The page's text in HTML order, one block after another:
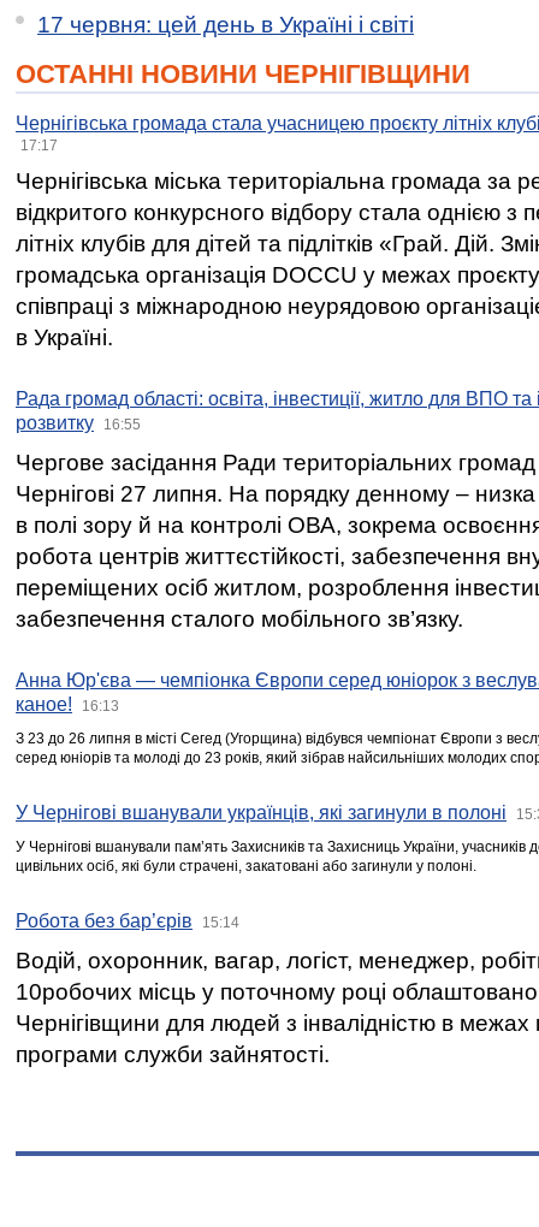
17 червня: цей день в Україні і світі
ОСТАННІ НОВИНИ ЧЕРНІГІВЩИНИ
Чернігівська громада стала учасницею проєкту літніх
17:17
Чернігівська міська територіальна громада за
відкритого конкурсного відбору стала однією
літніх клубів для дітей та підлітків «Грай. Дій.
громадська організація DOCCU у межах
співпраці з міжнародною неурядовою
в Україні.
Рада громад області: освіта, інвестиції, житло для ВПО
розвитку
16:55
Чергове засідання Ради територіальних громад
Чернігові 27 липня. На порядку денному –
в полі зору й на контролі ОВА, зокрема освоєння
робота центрів життєстійкості, забезпечення
переміщених осіб житлом, розроблення
забезпечення сталого мобільного зв’язку.
Анна Юр'єва — чемпіонка Європи серед юніорок з
каное!
16:13
З 23 до 26 липня в місті Сегед (Угорщина) відбувся чемпіонат Європи з
серед юніорів та молоді до 23 років, який зібрав найсильніших молодих
У Чернігові вшанували українців, які загинули в полоні
У Чернігові вшанували пам’ять Захисників та Захисниць України,
цивільних осіб, які були страчені, закатовані або загинули у полоні.
Робота без бар’єрів 15:14
Водій, охоронник, вагар, логіст, менеджер,
10робочих місць у поточному році
Чернігівщини для людей з інвалідністю в межах
програми служби зайнятості.